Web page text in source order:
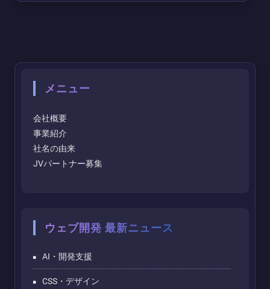
メニュー
会社概要
事業紹介
社名の由来
JVパートナー募集
ウェブ開発 最新ニュース
AI・開発支援
CSS・デザイン